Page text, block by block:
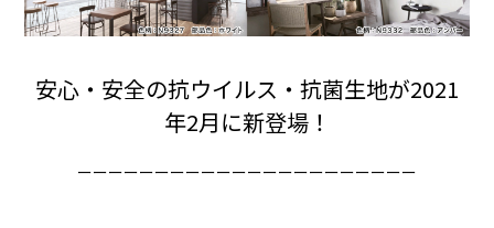
安心・安全の抗ウイルス・抗菌生地が2021
年2月に新登場！
ーーーーーーーーーーーーーーーーーーーーーー